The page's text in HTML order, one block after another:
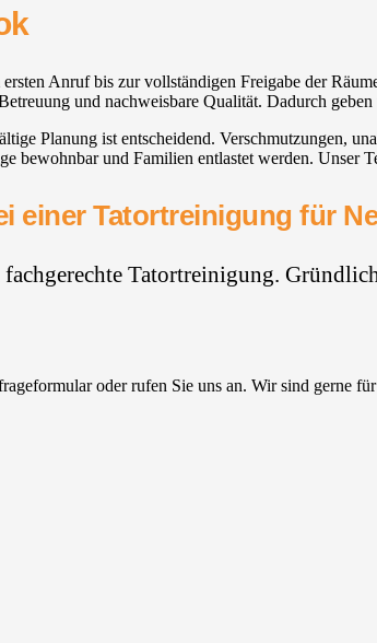
Anruf bis zur vollständigen Freigabe der
und nachweisbare Qualität. Dadurch
Planung ist entscheidend. Verschmutzungen,
bewohnbar und Familien entlastet werden. Unser
einer Tatortreinigung für
Tatortreinigung.
oder rufen Sie uns an. Wir sind gerne